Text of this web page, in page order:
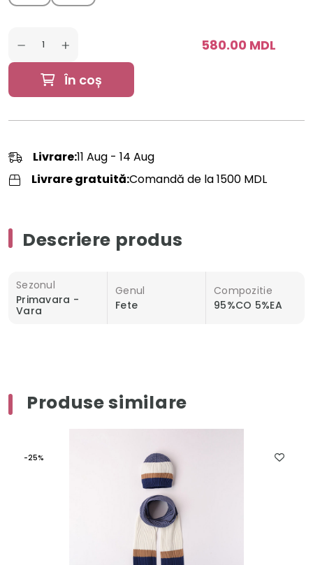
580.00 MDL
În coș
Livrare:11 Aug - 14 Aug
Livrare gratuită:Comandă de la 1500 MDL
Descriere produs
Sezonul
Primavara -
Vara
Genul
Fete
Compozitie
95%CO 5%EA
Produse similare
-25%